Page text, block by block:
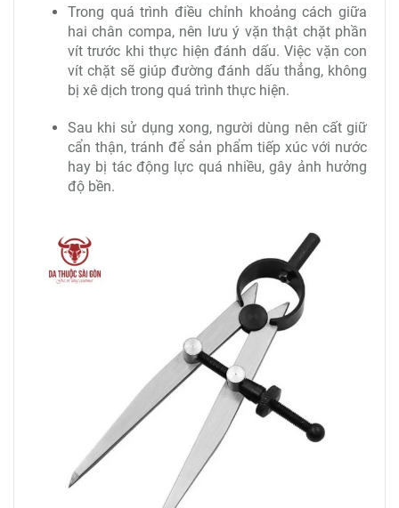
Trong quá trình điều chỉnh khoảng cách giữa
hai chân compa, nên lưu ý vặn thật chặt phần
vít trước khi thực hiện đánh dấu. Việc vặn con
vít chặt sẽ giúp đường đánh dấu thẳng, không
bị xê dịch trong quá trình thực hiện.
Sau khi sử dụng xong, người dùng nên cất giữ
cẩn thận, tránh để sản phẩm tiếp xúc với nước
hay bị tác động lực quá nhiều, gây ảnh hưởng
độ bền.